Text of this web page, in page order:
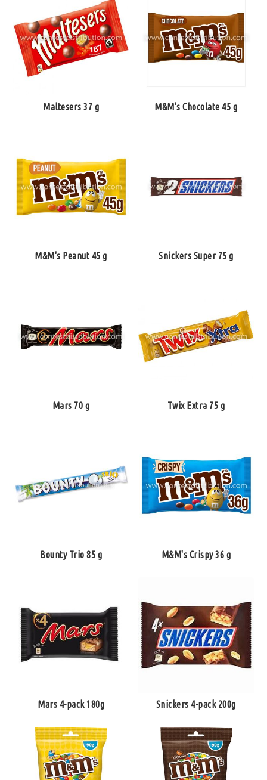
Maltesers 37 g M&M's Chocolate 45 g
M&M's Peanut 45 g Snickers Super 75 g
Mars 70 g Twix Extra 75 g
Bounty Trio 85 g M&M's Crispy 36 g
Mars 4-pack 180g Snickers 4-pack 200g